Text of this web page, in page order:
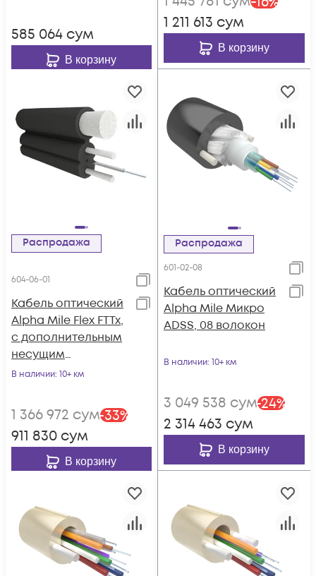
585 064 сум
В корзину
1 211 613 сум
В корзину
Распродажа
604-06-01
Кабель оптический
Alpha Mile Flex FTTx,
с дополнительным
несущим
элементом (FRP 1.8
В наличии: 10+ км
1 366 972 сум-33%
911 830 сум
В корзину
Распродажа
601-02-08
Кабель оптический
Alpha Mile Микро
ADSS, 08 волокон
В наличии: 10+ км
3 049 538 сум-24%
2 314 463 сум
В корзину